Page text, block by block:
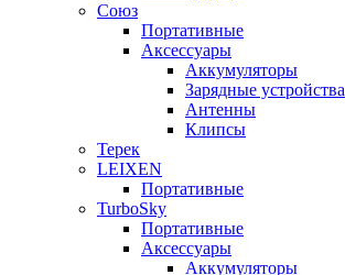
Союз
Портативные
Аксессуары
Аккумуляторы
Зарядные устройства
Антенны
Клипсы
Терек
LEIXEN
Портативные
TurboSky
Портативные
Аксессуары
Аккумуляторы